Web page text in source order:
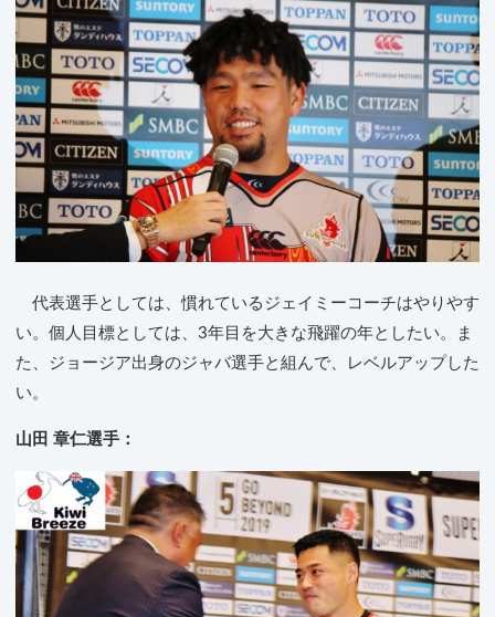
代表選手としては、慣れているジェイミーコーチはやりやす
い。個人目標としては、3年目を大きな飛躍の年としたい。ま
た、ジョージア出身のジャバ選手と組んで、レベルアップした
い。
山田 章仁選手：